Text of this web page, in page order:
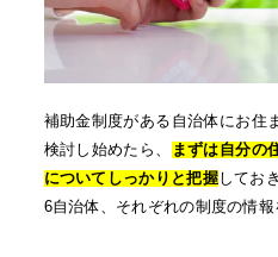
補助金制度がある自治体にお住
検討し始めたら、
まずは自分の
についてしっかりと把握してお
6自治体、それぞれの制度の情報